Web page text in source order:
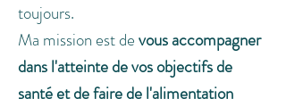
toujours.
Ma mission est devous accompagner
dans l'atteinte de vos objectifs de
santé et de faire de l'alimentation